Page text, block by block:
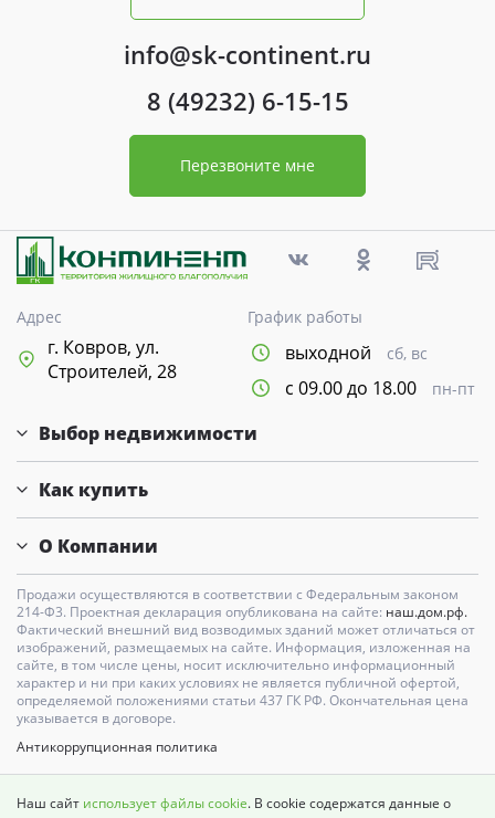
info@sk-continent.ru
8 (49232) 6-15-15
Перезвоните мне
Адрес
г. Ковров, ул.
Строителей, 28
График работы
выходной сб, вс
с 09.00 до 18.00 пн-пт
Выбор недвижимости
Как купить
О Компании
Продажи осуществляются в соответствии с Федеральным законом
214-Ф3. Проектная декларация опубликована на сайте: наш.дом.рф.
Фактический внешний вид возводимых зданий может отличаться от
изображений, размещаемых на сайте. Информация, изложенная на
сайте, в том числе цены, носит исключительно информационный
характер и ни при каких условиях не является публичной офертой,
определяемой положениями статьи 437 ГК РФ. Окончательная цена
указывается в договоре.
Антикоррупционная политика
Наш сайт использует файлы cookie. В cookie содержатся данные о